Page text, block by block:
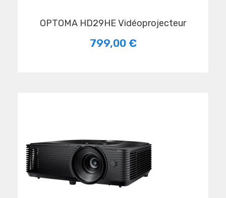
OPTOMA HD29HE Vidéoprojecteur
799,00 €